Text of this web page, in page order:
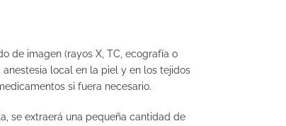
de imagen (rayos X, TC, ecografía o
local en la piel y en los tejidos
si fuera necesario.
se extraerá una pequeña cantidad de